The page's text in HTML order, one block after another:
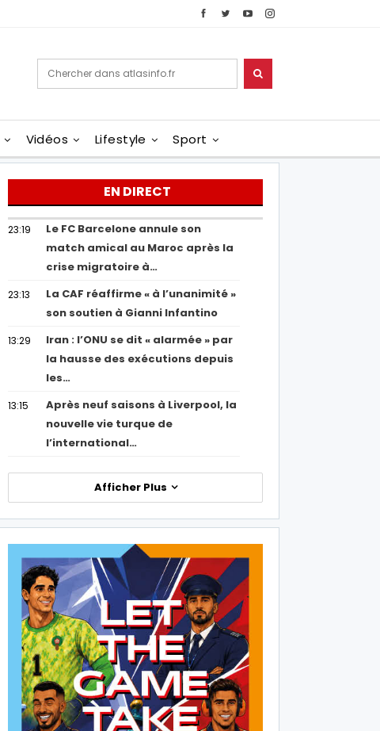
Vidéos Lifestyle Sport
EN DIRECT
23:19
Le FC Barcelone annule son
match amical au Maroc après la
crise migratoire à…
23:13
La CAF réaffirme « à l’unanimité »
son soutien à Gianni Infantino
13:29
Iran : l’ONU se dit « alarmée » par
la hausse des exécutions depuis
les…
13:15
Après neuf saisons à Liverpool, la
nouvelle vie turque de
l’international…
Afficher Plus